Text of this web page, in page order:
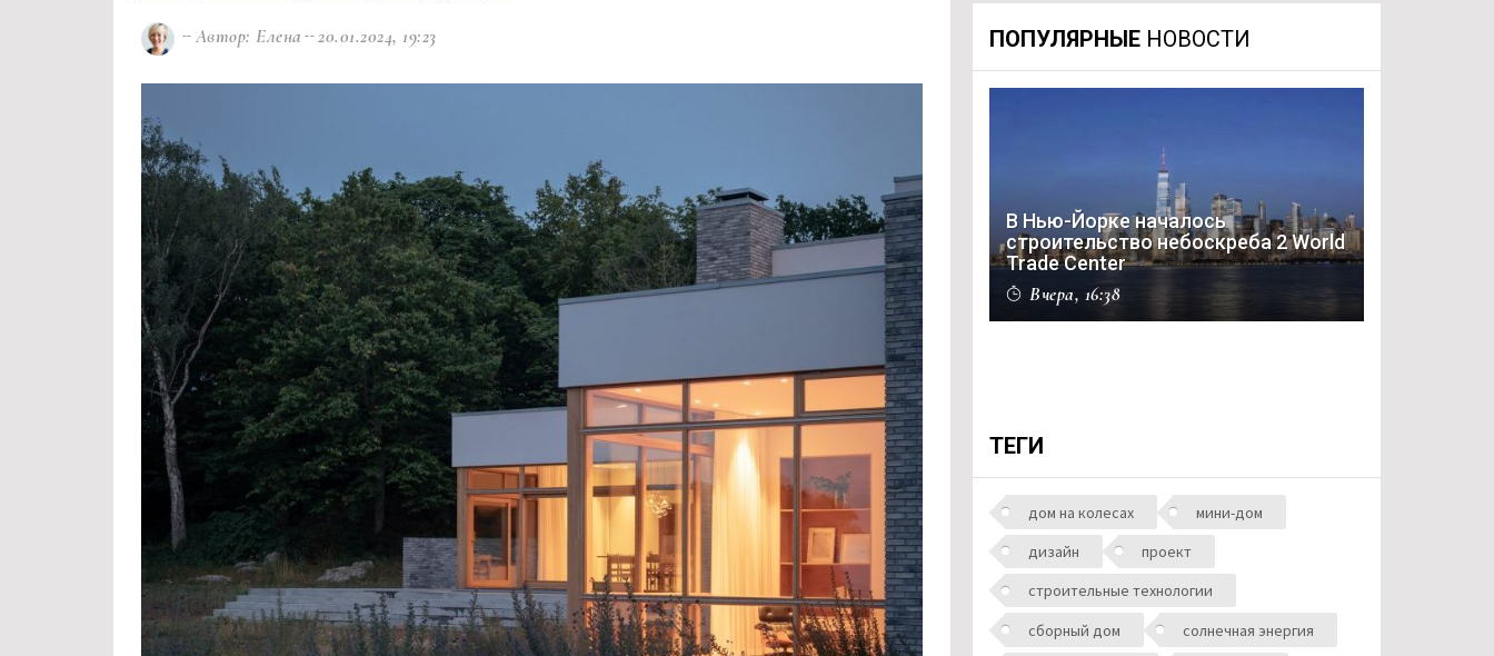
Автор: Елена 20.01.2024, 19:23 ПОПУЛЯРНЫЕ НОВОСТИ
В Нью-Йорке началось
строительство небоскреба 2 World
Trade Center
Вчера, 16:38
ТЕГИ
дом на колесах
мини-дом
дизайн
проект
строительные технологии
сборный дом
солнечная энергия